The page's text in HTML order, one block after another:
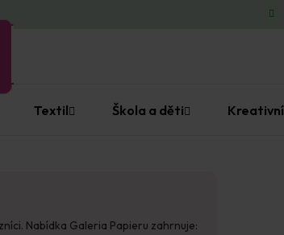
Textil Škola a děti
Nabídka Galeria Papieru zahrnuje: